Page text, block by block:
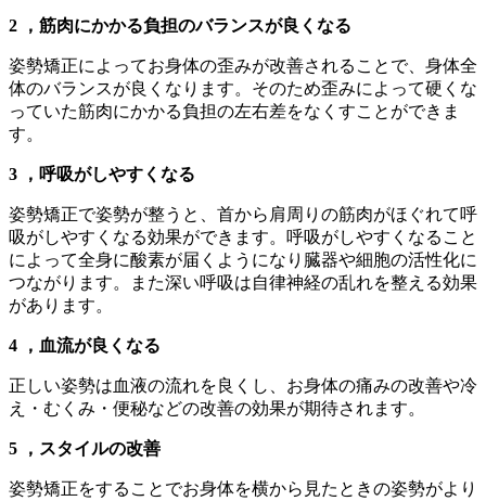
2 ，筋肉にかかる負担のバランスが良くなる
姿勢矯正によってお身体の歪みが改善されることで、身体全
体のバランスが良くなります。そのため歪みによって硬くな
っていた筋肉にかかる負担の左右差をなくすことができま
す。
3 ，呼吸がしやすくなる
姿勢矯正で姿勢が整うと、首から肩周りの筋肉がほぐれて呼
吸がしやすくなる効果ができます。呼吸がしやすくなること
によって全身に酸素が届くようになり臓器や細胞の活性化に
つながります。また深い呼吸は自律神経の乱れを整える効果
があります。
4 ，血流が良くなる
正しい姿勢は血液の流れを良くし、お身体の痛みの改善や冷
え・むくみ・便秘などの改善の効果が期待されます。
5 ，スタイルの改善
姿勢矯正をすることでお身体を横から見たときの姿勢がより